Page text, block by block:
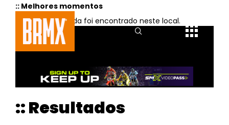
:: Melhores momentos
:: Resultados